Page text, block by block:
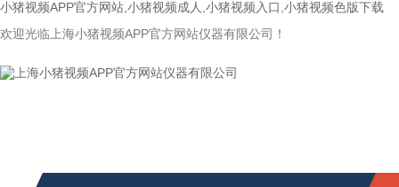
小猪视频APP官方网站,小猪视频成人,小猪视频入口,小猪视频色版下载
欢迎光临上海小猪视频APP官方网站仪器有限公司！